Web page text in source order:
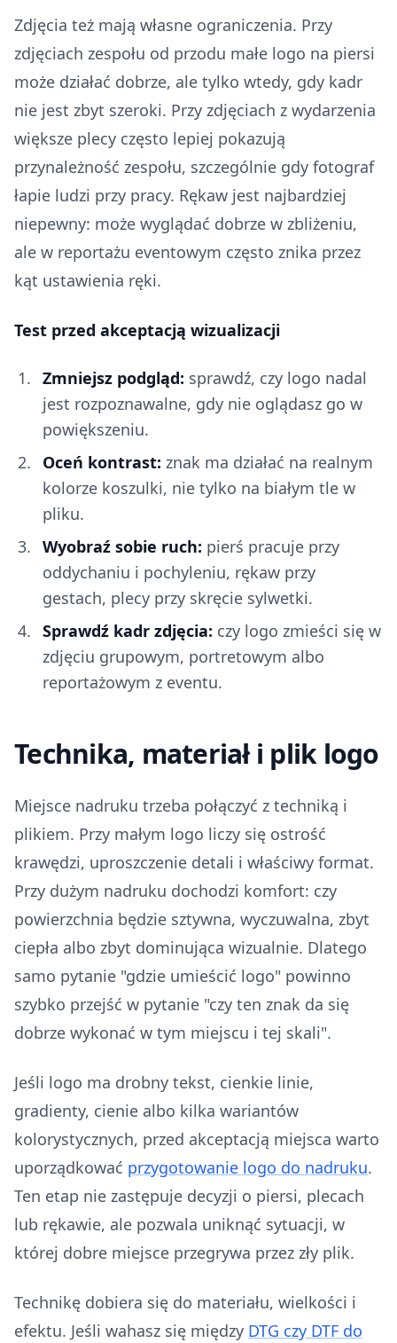
Zdjęcia też mają własne ograniczenia. Przy
zdjęciach zespołu od przodu małe logo na piersi
może działać dobrze, ale tylko wtedy, gdy kadr
nie jest zbyt szeroki. Przy zdjęciach z wydarzenia
większe plecy często lepiej pokazują
przynależność zespołu, szczególnie gdy fotograf
łapie ludzi przy pracy. Rękaw jest najbardziej
niepewny: może wyglądać dobrze w zbliżeniu,
ale w reportażu eventowym często znika przez
kąt ustawienia ręki.
Test przed akceptacją wizualizacji
Zmniejsz podgląd: sprawdź, czy logo nadal
jest rozpoznawalne, gdy nie oglądasz go w
powiększeniu.
Oceń kontrast: znak ma działać na realnym
kolorze koszulki, nie tylko na białym tle w
pliku.
Wyobraź sobie ruch: pierś pracuje przy
oddychaniu i pochyleniu, rękaw przy
gestach, plecy przy skręcie sylwetki.
Sprawdź kadr zdjęcia: czy logo zmieści się w
zdjęciu grupowym, portretowym albo
reportażowym z eventu.
Technika, materiał i plik logo
Miejsce nadruku trzeba połączyć z techniką i
plikiem. Przy małym logo liczy się ostrość
krawędzi, uproszczenie detali i właściwy format.
Przy dużym nadruku dochodzi komfort: czy
powierzchnia będzie sztywna, wyczuwalna, zbyt
ciepła albo zbyt dominująca wizualnie. Dlatego
samo pytanie "gdzie umieścić logo" powinno
szybko przejść w pytanie "czy ten znak da się
dobrze wykonać w tym miejscu i tej skali".
Jeśli logo ma drobny tekst, cienkie linie,
gradienty, cienie albo kilka wariantów
kolorystycznych, przed akceptacją miejsca warto
uporządkować przygotowanie logo do nadruku.
Ten etap nie zastępuje decyzji o piersi, plecach
lub rękawie, ale pozwala uniknąć sytuacji, w
której dobre miejsce przegrywa przez zły plik.
Technikę dobiera się do materiału, wielkości i
efektu. Jeśli wahasz się między DTG czy DTF do